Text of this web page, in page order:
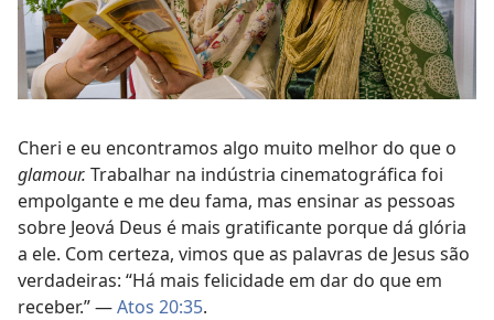
Cheri e eu encontramos algo muito melhor do que o
glamour. Trabalhar na indústria cinematográfica foi
empolgante e me deu fama, mas ensinar as pessoas
sobre Jeová Deus é mais gratificante porque dá glória
a ele. Com certeza, vimos que as palavras de Jesus são
verdadeiras: “Há mais felicidade em dar do que em
receber.” —Atos 20:35.